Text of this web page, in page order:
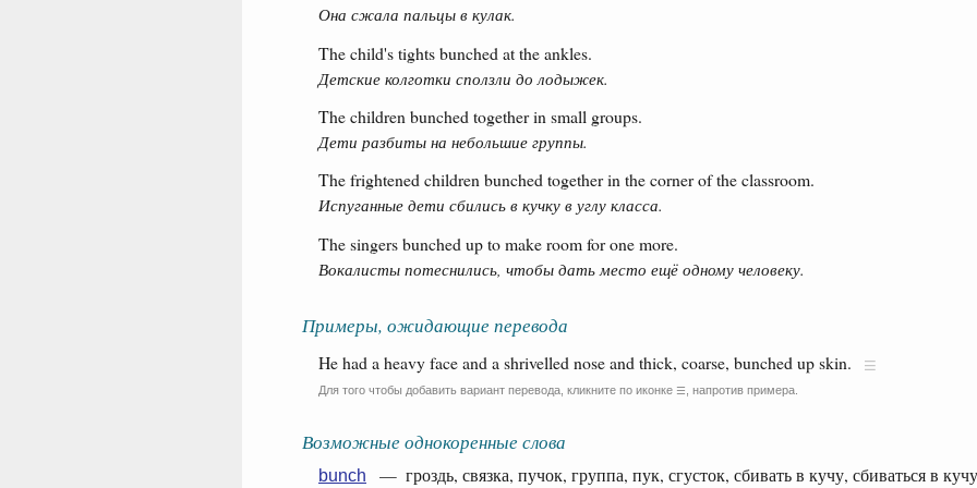
Она сжала пальцы в кулак.
The child's tights bunched at the ankles.
Детские колготки сползли до лодыжек.
The children bunched together in small groups.
Дети разбиты на небольшие группы.
The frightened children bunched together in the corner of the classroom.
Испуганные дети сбились в кучку в углу класса.
The singers bunched up to make room for one more.
Вокалисты потеснились, чтобы дать место ещё одному человеку.
Примеры, ожидающие перевода
He had a heavy face and a shrivelled nose and thick, coarse, bunched up skin.
Для того чтобы добавить вариант перевода, кликните по иконке ☰ , напротив примера.
Возможные однокоренные слова
bunch — гроздь, связка, пучок, группа, пук, сгусток, сбивать в кучу, сбиваться в кучу